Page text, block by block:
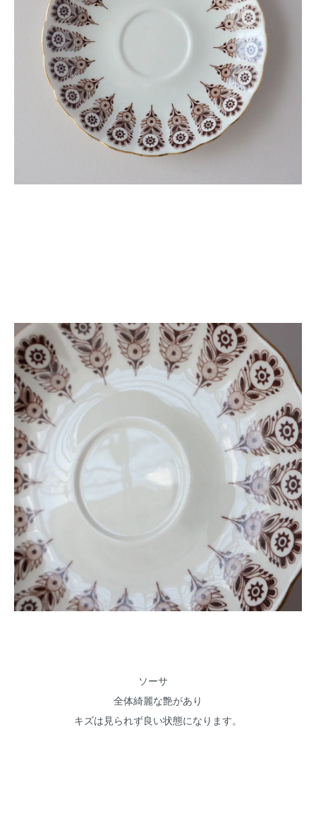
ソーサ
全体綺麗な艶があり
キズは見られず良い状態になります。